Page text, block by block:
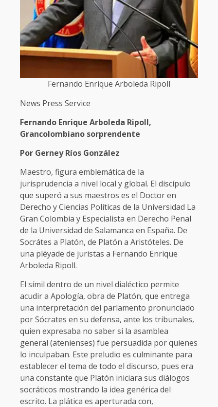
Fernando Enrique Arboleda Ripoll
News Press Service
Fernando Enrique Arboleda Ripoll,
Grancolombiano sorprendente
Por Gerney Ríos González
Maestro, figura emblemática de la
jurisprudencia a nivel local y global. El discípulo
que superó a sus maestros es el Doctor en
Derecho y Ciencias Políticas de la Universidad La
Gran Colombia y Especialista en Derecho Penal
de la Universidad de Salamanca en España. De
Socrátes a Platón, de Platón a Aristóteles. De
una pléyade de juristas a Fernando Enrique
Arboleda Ripoll.
El símil dentro de un nivel dialéctico permite
acudir a Apología, obra de Platón, que entrega
una interpretación del parlamento pronunciado
por Sócrates en su defensa, ante los tribunales,
quien expresaba no saber si la asamblea
general (atenienses) fue persuadida por quienes
lo inculpaban. Este preludio es culminante para
establecer el tema de todo el discurso, pues era
una constante que Platón iniciara sus diálogos
socráticos mostrando la idea genérica del
escrito. La plática es aperturada con,